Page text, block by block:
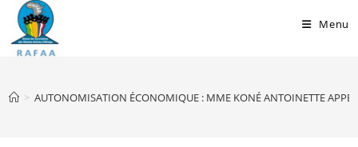
Menu
> AUTONOMISATION ÉCONOMIQUE : MME KONÉ ANTOINETTE